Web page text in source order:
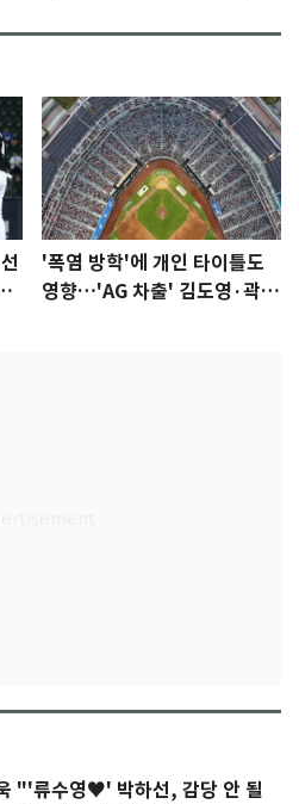
'폭염 방학'에 개인 타이틀도
영향…'AG 차출' 김도영·곽빈
"'류수영♥' 박하선, 감당 안 될